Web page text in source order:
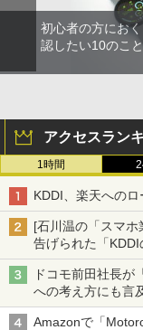
初心者の方にお
認したい10のこと
アクセスラン
1時間
KDDI、楽天への
[石川温の「スマホ
告げられた「KDDI
穴と楽天モバイル
ドコモ前田社長が
への考え方にも言
Amazonで「